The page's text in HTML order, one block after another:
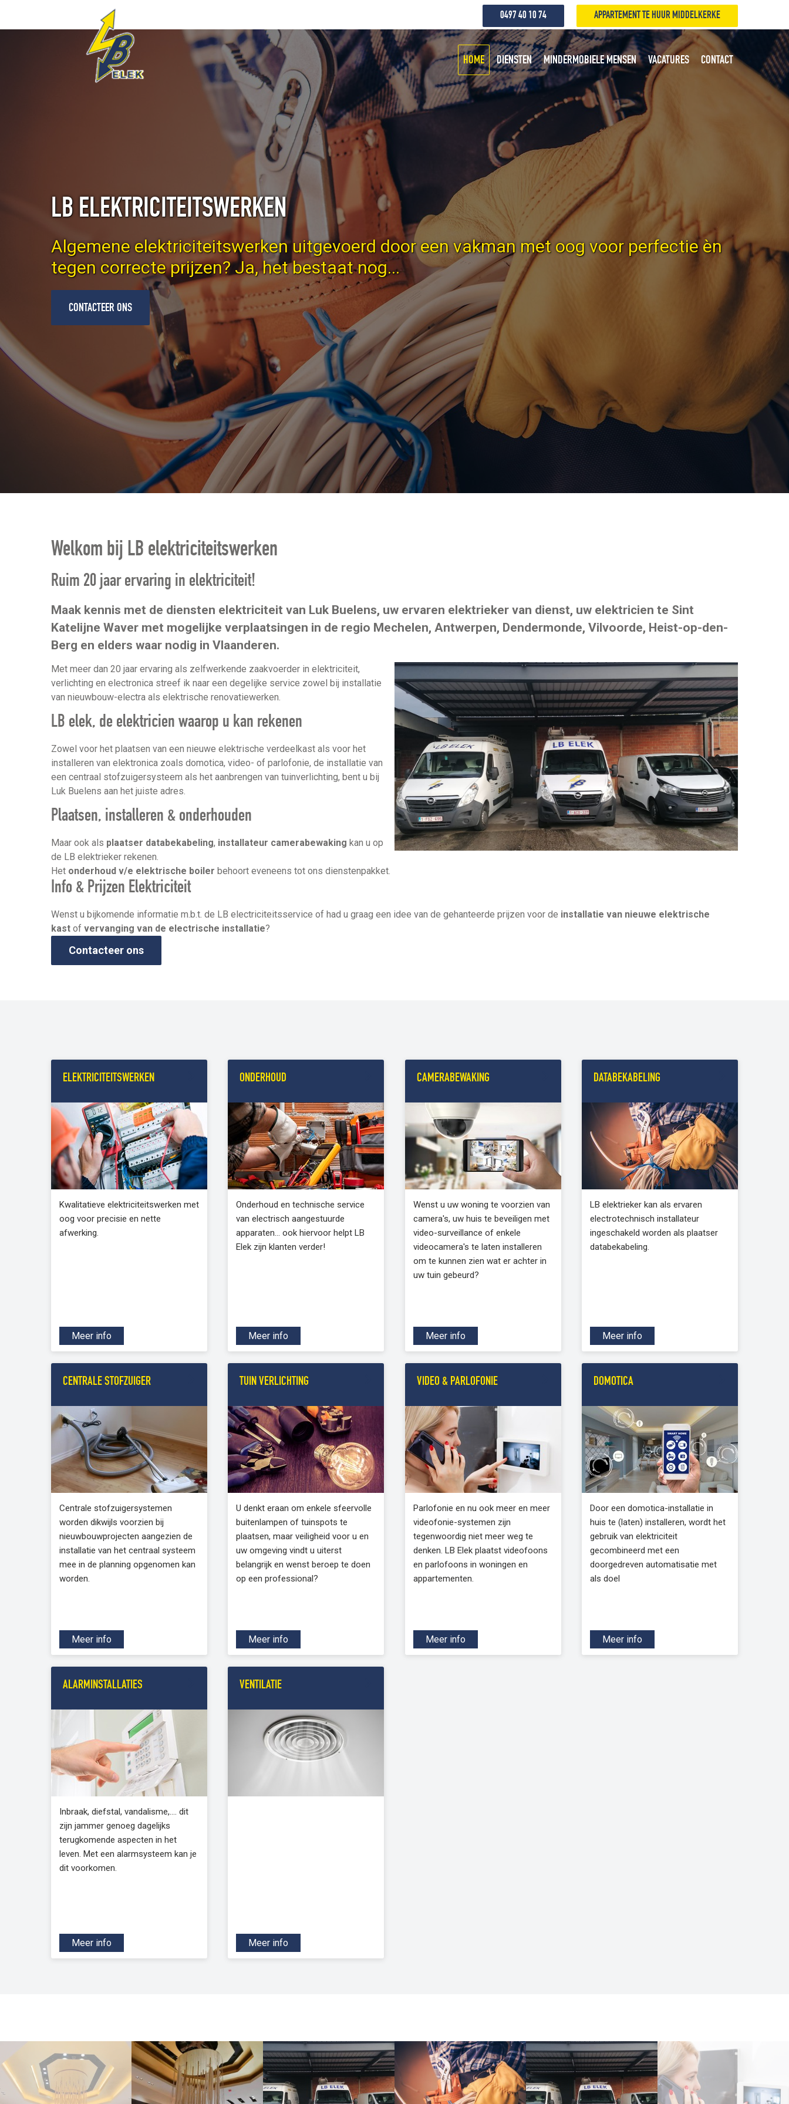
0497 40 10 74 APPARTEMENT TE HUUR MIDDELKERKE
HOME DIENSTEN MINDERMOBIELE MENSEN VACATURES CONTACT
LB ELEKTRICITEITSWERKEN
Algemene elektriciteitswerken uitgevoerd door een vakman met oog voor perfectie èn
tegen correcte prijzen? Ja, het bestaat nog...
CONTACTEER ONS
Welkom bij LB elektriciteitswerken
Ruim 20 jaar ervaring in elektriciteit!
Maak kennis met de diensten elektriciteit van Luk Buelens, uw ervaren elektrieker van dienst, uw elektricien te Sint
Katelijne Waver met mogelijke verplaatsingen in de regio Mechelen, Antwerpen, Dendermonde, Vilvoorde, Heist-op-den-
Berg en elders waar nodig in Vlaanderen.
Met meer dan 20 jaar ervaring als zelfwerkende zaakvoerder in elektriciteit,
verlichting en electronica streef ik naar een degelijke service zowel bij installatie
van nieuwbouw-electra als elektrische renovatiewerken.
LB elek, de elektricien waarop u kan rekenen
Zowel voor het plaatsen van een nieuwe elektrische verdeelkast als voor het
installeren van elektronica zoals domotica, video- of parlofonie, de installatie van
een centraal stofzuigersysteem als het aanbrengen van tuinverlichting, bent u bij
Luk Buelens aan het juiste adres.
Plaatsen, installeren & onderhouden
Maar ook als plaatser databekabeling, installateur camerabewaking kan u op
de LB elektrieker rekenen.
Het onderhoud v/e elektrische boiler behoort eveneens tot ons dienstenpakket.
Info & Prijzen Elektriciteit
Wenst u bijkomende informatie m.b.t. de LB electriciteitsservice of had u graag een idee van de gehanteerde prijzen voor de installatie van nieuwe elektrische
kast of vervanging van de electrische installatie?
Contacteer ons
ELEKTRICITEITSWERKEN
Kwalitatieve elektriciteitswerken met
oog voor precisie en nette
afwerking.
Meer info
ONDERHOUD
Onderhoud en technische service
van electrisch aangestuurde
apparaten... ook hiervoor helpt LB
Elek zijn klanten verder!
Meer info
CAMERABEWAKING
Wenst u uw woning te voorzien van
camera's, uw huis te beveiligen met
video-surveillance of enkele
videocamera's te laten installeren
om te kunnen zien wat er achter in
uw tuin gebeurd?
Meer info
DATABEKABELING
LB elektrieker kan als ervaren
electrotechnisch installateur
ingeschakeld worden als plaatser
databekabeling.
Meer info
CENTRALE STOFZUIGER
Centrale stofzuigersystemen
worden dikwijls voorzien bij
nieuwbouwprojecten aangezien de
installatie van het centraal systeem
mee in de planning opgenomen kan
worden.
Meer info
TUIN VERLICHTING
U denkt eraan om enkele sfeervolle
buitenlampen of tuinspots te
plaatsen, maar veiligheid voor u en
uw omgeving vindt u uiterst
belangrijk en wenst beroep te doen
op een professional?
Meer info
VIDEO & PARLOFONIE
Parlofonie en nu ook meer en meer
videofonie-systemen zijn
tegenwoordig niet meer weg te
denken. LB Elek plaatst videofoons
en parlofoons in woningen en
appartementen.
Meer info
DOMOTICA
Door een domotica-installatie in
huis te (laten) installeren, wordt het
gebruik van elektriciteit
gecombineerd met een
doorgedreven automatisatie met
als doel
Meer info
ALARMINSTALLATIES
Inbraak, diefstal, vandalisme,.... dit
zijn jammer genoeg dagelijks
terugkomende aspecten in het
leven. Met een alarmsysteem kan je
dit voorkomen.
Meer info
VENTILATIE
Meer info